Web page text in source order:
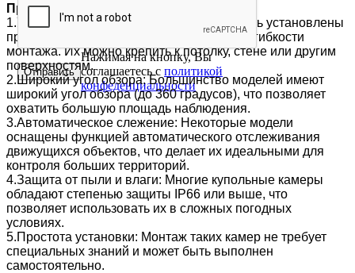
Нажимая на кнопку, Вы
соглашаетесь с политикой
конфеденциальности
Преимущества купольных IP-камер:
1.Универсальность: Эти камеры могут быть установлены
практически в любом месте благодаря их гибкости
монтажа. Их можно крепить к потолку, стене или другим
поверхностям.
2.Широкий угол обзора: Большинство моделей имеют
широкий угол обзора (до 360 градусов), что позволяет
охватить большую площадь наблюдения.
3.Автоматическое слежение: Некоторые модели
оснащены функцией автоматического отслеживания
движущихся объектов, что делает их идеальными для
контроля больших территорий.
4.Защита от пыли и влаги: Многие купольные камеры
обладают степенью защиты IP66 или выше, что
позволяет использовать их в сложных погодных
условиях.
5.Простота установки: Монтаж таких камер не требует
специальных знаний и может быть выполнен
самостоятельно.